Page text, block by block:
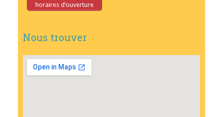
horaires d’ouverture
Nous trouver